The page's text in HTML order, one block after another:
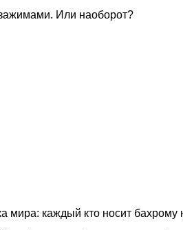
Или наоборот?
мира: каждый кто носит